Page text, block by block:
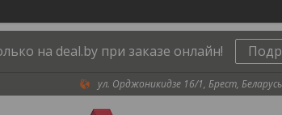
на deal.by при заказе онлайн!
ул. Орджоникидзе 16/1, Брест, Беларусь